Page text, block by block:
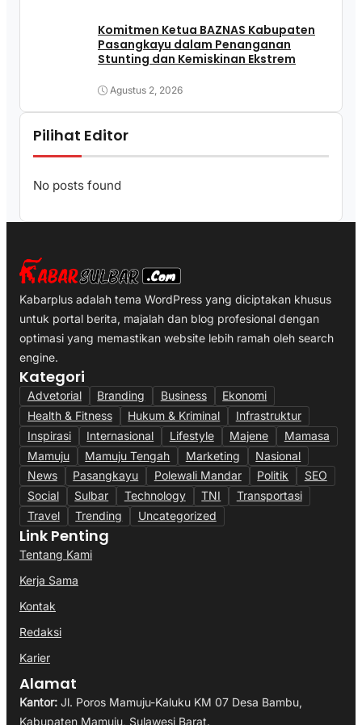
Komitmen Ketua BAZNAS Kabupaten
Pasangkayu dalam Penanganan
Stunting dan Kemiskinan Ekstrem
Agustus 2, 2026
Pilihat Editor
No posts found
Kabarplus adalah tema WordPress yang diciptakan khusus
untuk portal berita, majalah dan blog profesional dengan
optimasi yang memastikan website lebih ramah oleh search
engine.
Kategori
Advetorial Branding Business
Ekonomi
Health & Fitness
Hukum & Kriminal
Infrastruktur
Inspirasi
Internasional Lifestyle Majene
Mamasa
Mamuju
Mamuju Tengah Marketing
Nasional
News
Pasangkayu Polewali Mandar Politik
SEO
Social
Sulbar Technology TNI
Transportasi
Travel
Trending Uncategorized
Link Penting
Tentang Kami
Kerja Sama
Kontak
Redaksi
Karier
Alamat
Kantor: Jl. Poros Mamuju-Kaluku KM 07 Desa Bambu,
Kabupaten Mamuju, Sulawesi Barat.